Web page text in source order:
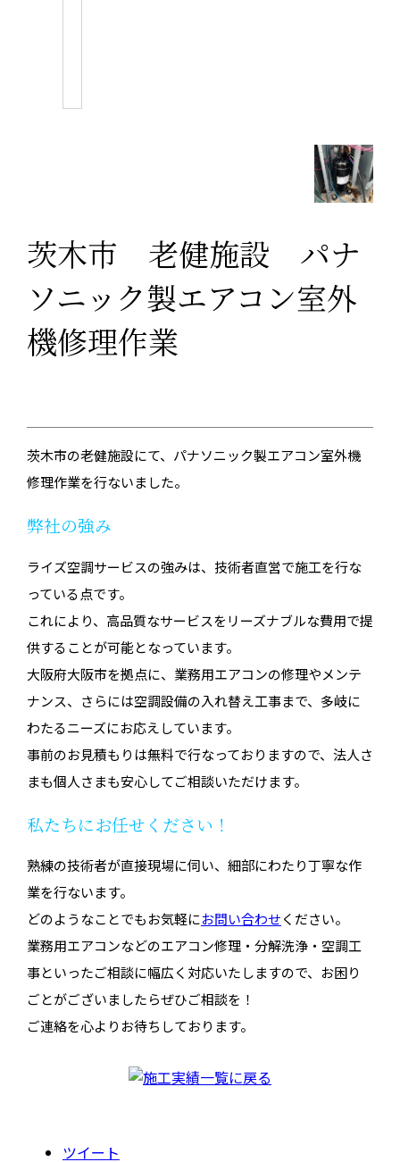
茨木市 老健施設 パナ
ソニック製エアコン室外
機修理作業
茨木市の老健施設にて、パナソニック製エアコン室外機
修理作業を行ないました。
弊社の強み
ライズ空調サービスの強みは、技術者直営で施工を行な
っている点です。
これにより、高品質なサービスをリーズナブルな費用で提
供することが可能となっています。
大阪府大阪市を拠点に、業務用エアコンの修理やメンテ
ナンス、さらには空調設備の入れ替え工事まで、多岐に
わたるニーズにお応えしています。
事前のお見積もりは無料で行なっておりますので、法人さ
まも個人さまも安心してご相談いただけます。
私たちにお任せください！
熟練の技術者が直接現場に伺い、細部にわたり丁寧な作
業を行ないます。
どのようなことでもお気軽にお問い合わせください。
業務用エアコンなどのエアコン修理・分解洗浄・空調工
事といったご相談に幅広く対応いたしますので、お困り
ごとがございましたらぜひご相談を！
ご連絡を心よりお待ちしております。
ツイート